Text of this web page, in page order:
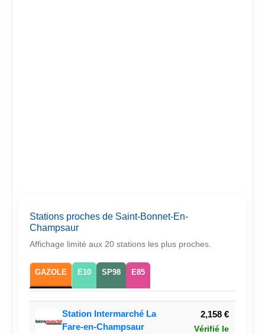
Stations proches de Saint-Bonnet-En-
Champsaur
Affichage limité aux 20 stations les plus proches.
GAZOLE E10 SP98 E85
Station Intermarché La
Fare-en-Champsaur
2,158 €
Vérifié le